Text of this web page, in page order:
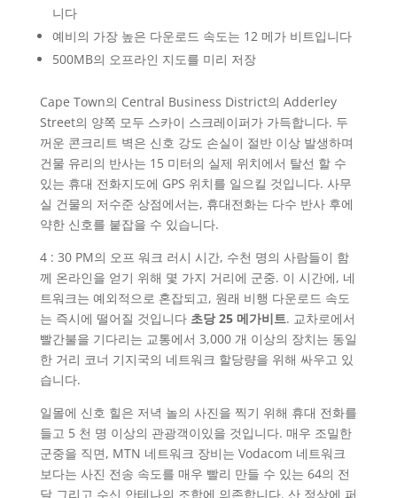
니다
예비의 가장 높은 다운로드 속도는 12 메가 비트입니다
500MB의 오프라인 지도를 미리 저장
Cape Town의 Central Business District의 Adderley
Street의 양쪽 모두 스카이 스크레이퍼가 가득합니다. 두
꺼운 콘크리트 벽은 신호 강도 손실이 절반 이상 발생하며
건물 유리의 반사는 15 미터의 실제 위치에서 탈선 할 수
있는 휴대 전화지도에 GPS 위치를 일으킬 것입니다. 사무
실 건물의 저수준 상점에서는, 휴대전화는 다수 반사 후에
약한 신호를 붙잡을 수 있습니다.
4 : 30 PM의 오프 워크 러시 시간, 수천 명의 사람들이 함
께 온라인을 얻기 위해 몇 가지 거리에 군중. 이 시간에, 네
트워크는 예외적으로 혼잡되고, 원래 비행 다운로드 속도
는 즉시에 떨어질 것입니다 초당 25 메가비트. 교차로에서
빨간불을 기다리는 교통에서 3,000 개 이상의 장치는 동일
한 거리 코너 기지국의 네트워크 할당량을 위해 싸우고 있
습니다.
일몰에 신호 힐은 저녁 놀의 사진을 찍기 위해 휴대 전화를
들고 5 천 명 이상의 관광객이있을 것입니다. 매우 조밀한
군중을 직면, MTN 네트워크 장비는 Vodacom 네트워크
보다는 사진 전송 속도를 매우 빨리 만들 수 있는 64의 전
달 그리고 수신 안테나의 조합에 의존합니다. 산 정상에 퍼